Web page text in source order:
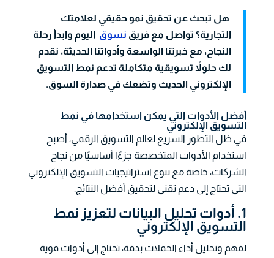
هل تبحث عن تحقيق نمو حقيقي لعلامتك
التجارية؟ تواصل مع فريق نسوق اليوم وابدأ رحلة
النجاح، مع خبرتنا الواسعة وأدواتنا الحديثة، نقدم
لك حلولاً تسويقية متكاملة تدعم نمط التسويق
الإلكتروني الحديث وتضعك في صدارة السوق.
أفضل الأدوات التي يمكن استخدامها في نمط
التسويق الإلكتروني
في ظل التطور السريع لعالم التسويق الرقمي، أصبح
استخدام الأدوات المتخصصة جزءًا أساسيًا من نجاح
الشركات، خاصة مع تنوع استراتيجيات التسويق الإلكتروني
التي تحتاج إلى دعم تقني لتحقيق أفضل النتائج.
1. أدوات تحليل البيانات لتعزيز نمط
التسويق الإلكتروني
لفهم وتحليل أداء الحملات بدقة، تحتاج إلى أدوات قوية